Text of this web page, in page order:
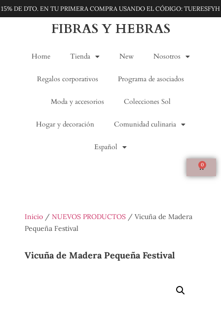
15% DE DTO. EN TU PRIMERA COMPRA USANDO EL CÓDIGO: TUERESFYH
FIBRAS Y HEBRAS
Home Tienda New Nosotros
Regalos corporativos Programa de asociados
Moda y accesorios Colecciones Sol
Hogar y decoración Comunidad culinaria
Español
0
Inicio / NUEVOS PRODUCTOS / Vicuña de Madera
Pequeña Festival
Vicuña de Madera Pequeña Festival